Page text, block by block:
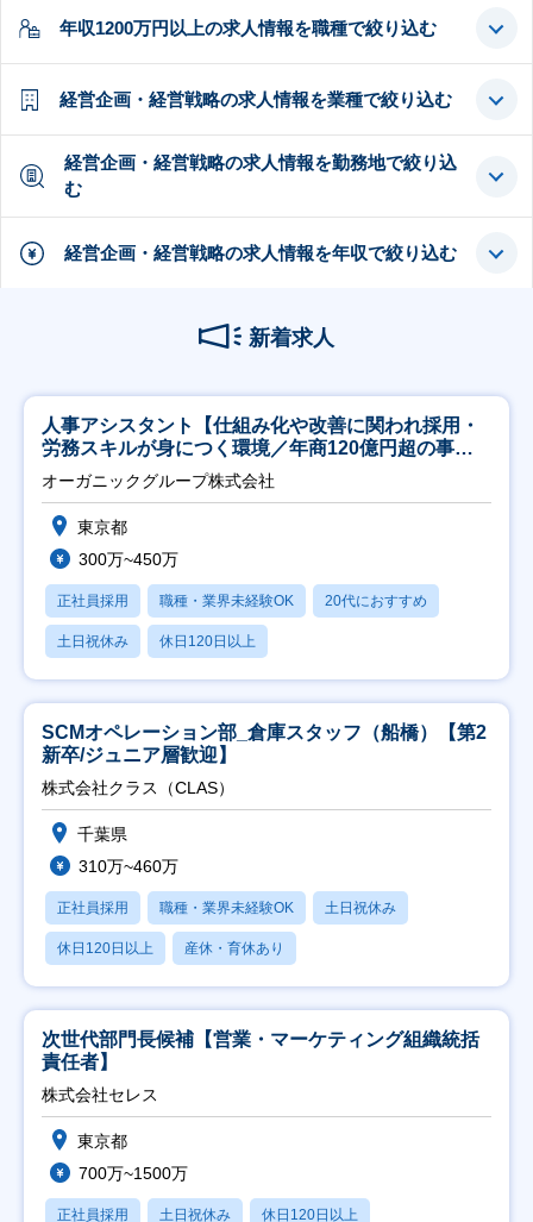
年収1200万円以上の求人情報を職種で絞り込む
経営企画・経営戦略の求人情報を業種で絞り込む
経営企画・経営戦略の求人情報を勤務地で絞り込
む
経営企画・経営戦略の求人情報を年収で絞り込む
新着求人
人事アシスタント【仕組み化や改善に関われ採用・
労務スキルが身につく環境／年商120億円超の事業
会社】
オーガニックグループ株式会社
東京都
300万~450万
正社員採用 職種・業界未経験OK 20代におすすめ
土日祝休み 休日120日以上
SCMオペレーション部_倉庫スタッフ（船橋）【第2
新卒/ジュニア層歓迎】
株式会社クラス（CLAS）
千葉県
310万~460万
正社員採用 職種・業界未経験OK 土日祝休み
休日120日以上 産休・育休あり
次世代部門長候補【営業・マーケティング組織統括
責任者】
株式会社セレス
東京都
700万~1500万
正社員採用 土日祝休み 休日120日以上